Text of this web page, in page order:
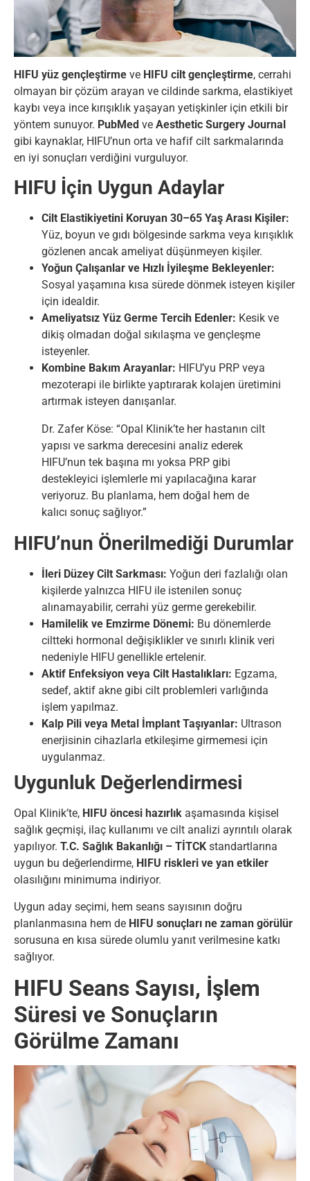
HIFU yüz gençleştirme ve HIFU cilt gençleştirme, cerrahi
olmayan bir çözüm arayan ve cildinde sarkma, elastikiyet
kaybı veya ince kırışıklık yaşayan yetişkinler için etkili bir
yöntem sunuyor. PubMed ve Aesthetic Surgery Journal
gibi kaynaklar, HIFU’nun orta ve hafif cilt sarkmalarında
en iyi sonuçları verdiğini vurguluyor.
HIFU İçin Uygun Adaylar
Cilt Elastikiyetini Koruyan 30–65 Yaş Arası Kişiler:
Yüz, boyun ve gıdı bölgesinde sarkma veya kırışıklık
gözlenen ancak ameliyat düşünmeyen kişiler.
Yoğun Çalışanlar ve Hızlı İyileşme Bekleyenler:
Sosyal yaşamına kısa sürede dönmek isteyen kişiler
için idealdir.
Ameliyatsız Yüz Germe Tercih Edenler: Kesik ve
dikiş olmadan doğal sıkılaşma ve gençleşme
isteyenler.
Kombine Bakım Arayanlar: HIFU’yu PRP veya
mezoterapi ile birlikte yaptırarak kolajen üretimini
artırmak isteyen danışanlar.
Dr. Zafer Köse: “Opal Klinik’te her hastanın cilt
yapısı ve sarkma derecesini analiz ederek
HIFU’nun tek başına mı yoksa PRP gibi
destekleyici işlemlerle mi yapılacağına karar
veriyoruz. Bu planlama, hem doğal hem de
kalıcı sonuç sağlıyor.”
HIFU’nun Önerilmediği Durumlar
İleri Düzey Cilt Sarkması: Yoğun deri fazlalığı olan
kişilerde yalnızca HIFU ile istenilen sonuç
alınamayabilir, cerrahi yüz germe gerekebilir.
Hamilelik ve Emzirme Dönemi: Bu dönemlerde
ciltteki hormonal değişiklikler ve sınırlı klinik veri
nedeniyle HIFU genellikle ertelenir.
Aktif Enfeksiyon veya Cilt Hastalıkları: Egzama,
sedef, aktif akne gibi cilt problemleri varlığında
işlem yapılmaz.
Kalp Pili veya Metal İmplant Taşıyanlar: Ultrason
enerjisinin cihazlarla etkileşime girmemesi için
uygulanmaz.
Uygunluk Değerlendirmesi
Opal Klinik’te, HIFU öncesi hazırlık aşamasında kişisel
sağlık geçmişi, ilaç kullanımı ve cilt analizi ayrıntılı olarak
yapılıyor. T.C. Sağlık Bakanlığı – TİTCK standartlarına
uygun bu değerlendirme, HIFU riskleri ve yan etkiler
olasılığını minimuma indiriyor.
Uygun aday seçimi, hem seans sayısının doğru
planlanmasına hem de HIFU sonuçları ne zaman görülür
sorusuna en kısa sürede olumlu yanıt verilmesine katkı
sağlıyor.
HIFU Seans Sayısı, İşlem
Süresi ve Sonuçların
Görülme Zamanı